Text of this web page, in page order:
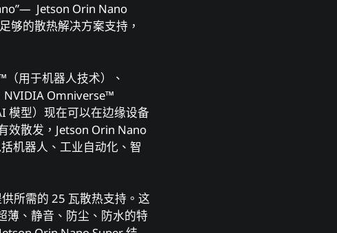
Jetson Orin Nano
够的散热解决方案支持，
用于机器人技术）、
NVIDIA Omniverse™
模型）现在可以在边缘设备
效散发，Jetson Orin Nano
机器人、工业自动化、智
所需的 25 瓦散热支持。这
薄、静音、防尘、防水的特